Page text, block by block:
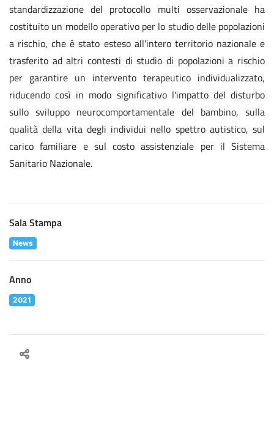
standardizzazione del protocollo multi osservazionale ha
costituito un modello operativo per lo studio delle popolazioni
a rischio, che è stato esteso all'intero territorio nazionale e
trasferito ad altri contesti di studio di popolazioni a rischio
per garantire un intervento terapeutico individualizzato,
riducendo così in modo significativo l'impatto del disturbo
sullo sviluppo neurocomportamentale del bambino, sulla
qualità della vita degli individui nello spettro autistico, sul
carico familiare e sul costo assistenziale per il Sistema
Sanitario Nazionale.
Sala Stampa
News
Anno
2021